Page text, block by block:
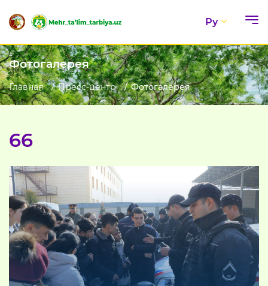
Ру
Фотогалерея
Главная Пресс-центр Фотогалерея
66